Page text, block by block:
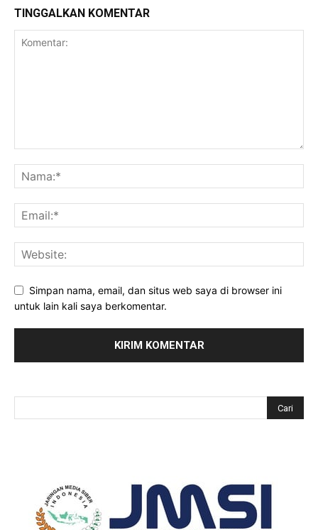
TINGGALKAN KOMENTAR
Simpan nama, email, dan situs web saya di browser ini
untuk lain kali saya berkomentar.